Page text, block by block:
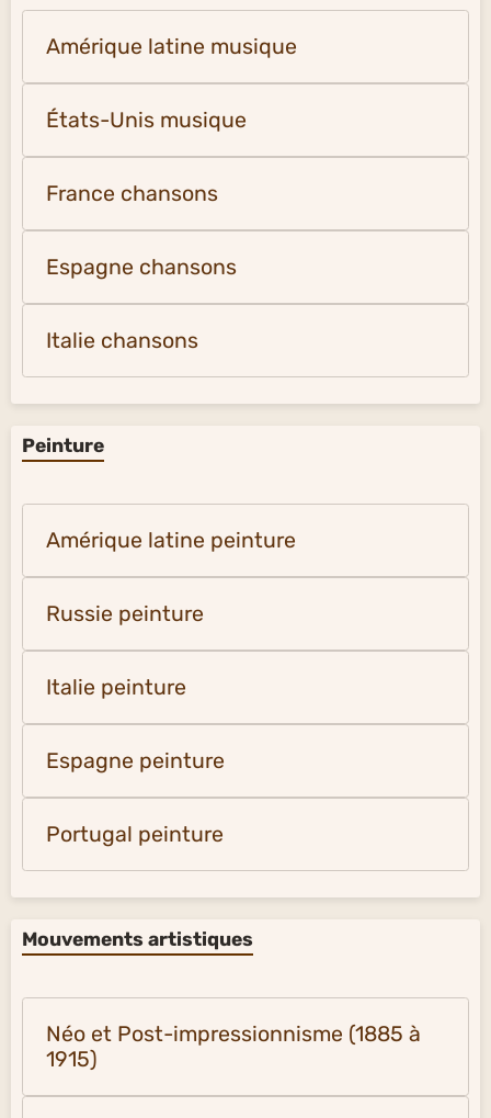
Amérique latine musique
États-Unis musique
France chansons
Espagne chansons
Italie chansons
Peinture
Amérique latine peinture
Russie peinture
Italie peinture
Espagne peinture
Portugal peinture
Mouvements artistiques
Néo et Post-impressionnisme (1885 à
1915)